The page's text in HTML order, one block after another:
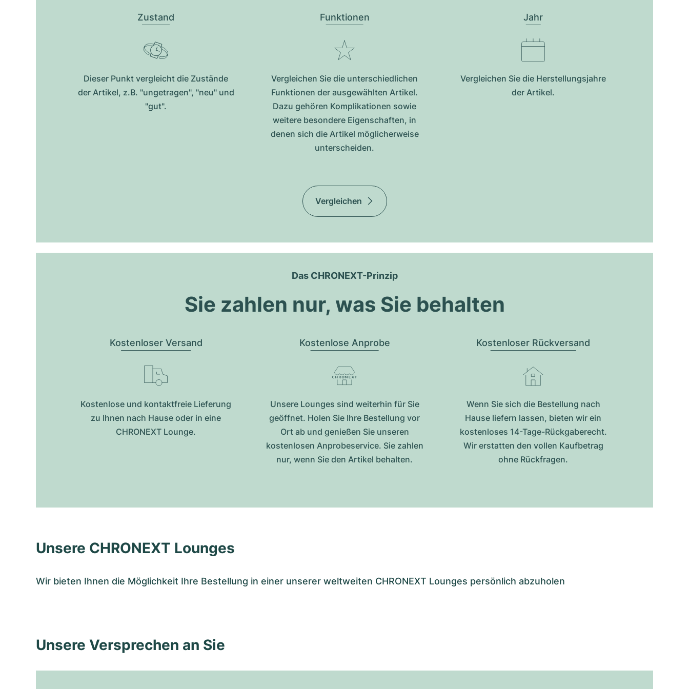
Zustand
Dieser Punkt vergleicht die Zustände
der Artikel, z.B. "ungetragen", "neu" und
"gut".
Funktionen
Vergleichen Sie die unterschiedlichen
Funktionen der ausgewählten Artikel.
Dazu gehören Komplikationen sowie
weitere besondere Eigenschaften, in
denen sich die Artikel möglicherweise
unterscheiden.
Jahr
Vergleichen Sie die Herstellungsjahre
der Artikel.
Vergleichen
Das CHRONEXT-Prinzip
Sie zahlen nur, was Sie behalten
Kostenloser Versand
Kostenlose und kontaktfreie Lieferung
zu Ihnen nach Hause oder in eine
CHRONEXT Lounge.
Kostenlose Anprobe
Unsere Lounges sind weiterhin für Sie
geöffnet. Holen Sie Ihre Bestellung vor
Ort ab und genießen Sie unseren
kostenlosen Anprobeservice. Sie zahlen
nur, wenn Sie den Artikel behalten.
Kostenloser Rückversand
Wenn Sie sich die Bestellung nach
Hause liefern lassen, bieten wir ein
kostenloses 14-Tage-Rückgaberecht.
Wir erstatten den vollen Kaufbetrag
ohne Rückfragen.
Unsere CHRONEXT Lounges
Wir bieten Ihnen die Möglichkeit Ihre Bestellung in einer unserer weltweiten CHRONEXT Lounges persönlich abzuholen
Unsere Versprechen an Sie